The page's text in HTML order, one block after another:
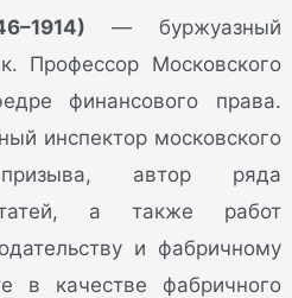
— буржуазный
Профессор Московского
финансового права.
инспектор московского
автор ряда
а также работ
и фабричному
в качестве фабричного